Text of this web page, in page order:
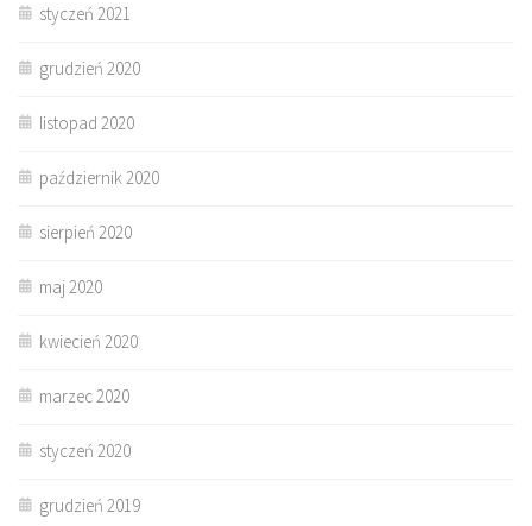
styczeń 2021
grudzień 2020
listopad 2020
październik 2020
sierpień 2020
maj 2020
kwiecień 2020
marzec 2020
styczeń 2020
grudzień 2019